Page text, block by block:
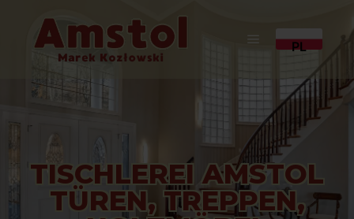
PL
TISCHLEREI AMSTOL
TÜREN, TREPPEN,